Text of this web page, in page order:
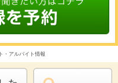
・アルバイト情報